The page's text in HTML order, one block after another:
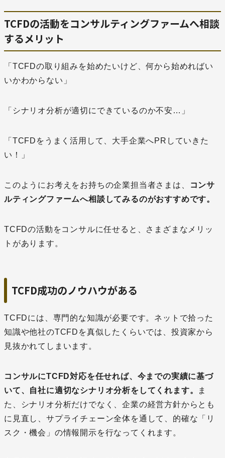
TCFDの活動をコンサルティングファームへ相談
するメリット
「TCFDの取り組みを始めたいけど、何から始めればい
いかわからない」
「シナリオ分析が適切にできているのか不安…」
「TCFDをうまく活用して、大手企業へPRしていきた
い！」
このようにお考えをお持ちの企業担当者さまは、
コンサ
ルティングファームへ相談してみるのがおすすめです。
TCFDの活動をコンサルに任せると、さまざまなメリッ
トがあります。
TCFD成功のノウハウがある
TCFDには、専門的な知識が必要です。ネットで拾った
知識や他社のTCFDを真似したくらいでは、投資家から
見抜かれてしまいます。
コンサルにTCFD対応を任せれば、今までの実績に基づ
いて、自社に適切なシナリオ分析をしてくれます。
ま
た、シナリオ分析だけでなく、企業の経営方針からとも
に見直し、サプライチェーン全体を通して、的確な「リ
スク・機会」の情報開示を行なってくれます。